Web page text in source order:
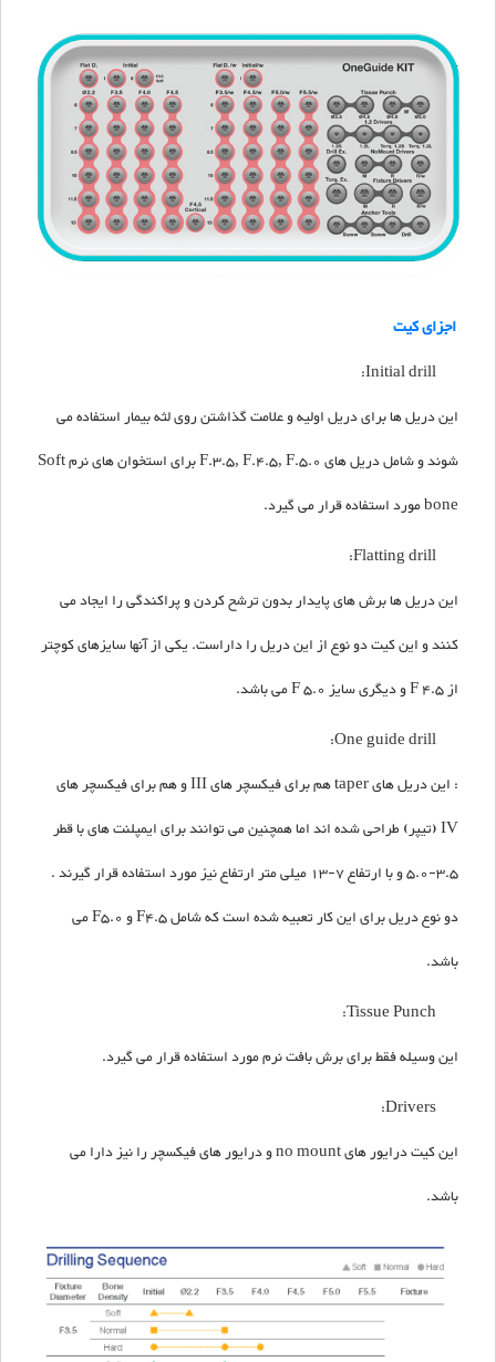
اجزای کیت
Initial drill:
این دریل ها برای دریل اولیه و علامت گذاشتن روی لثه بیمار استفاده می
شوند و شامل دریل های F.3.5, F.4.5, F.5.0 برای استخوان های نرم Soft
bone مورد استفاده قرار می گیرد.
Flatting drill:
این دریل ها برش های پایدار بدون ترشح کردن و پراکندگی را ایجاد می
کنند و این کیت دو نوع از این دریل را داراست. یکی از آنها سایزهای کوچتر
از F 4.5 و دیگری سایز F 5.0 می باشد.
One guide drill:
: این دریل های taper هم برای فیکسچر های III و هم برای فیکسچر های
IV (تیپر) طراحی شده اند اما همچنین می توانند برای ایمپلنت های با قطر
3.5-5.0 و با ارتفاع 7-13 میلی متر ارتفاع نیز مورد استفاده قرار گیرند .
دو نوع دریل برای این کار تعبیه شده است که شامل F4.5 و F5.0 می
باشد.
Tissue Punch:
این وسیله فقط برای برش بافت نرم مورد استفاده قرار می گیرد.
Drivers:
این کیت درایور های no mount و درایور های فیکسچر را نیز دارا می
باشد.